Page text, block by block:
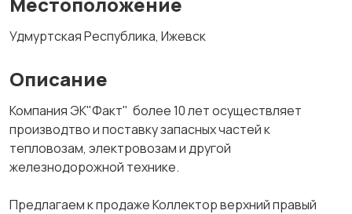
Удмуртская Республика, Ижевск
Описание
Компания ЭК"Факт" более 10 лет осуществляет
производтво и поставку запасных частей к
тепловозам, электровозам и другой
железнодорожной технике.
Предлагаем к продаже Коллектор верхний правый